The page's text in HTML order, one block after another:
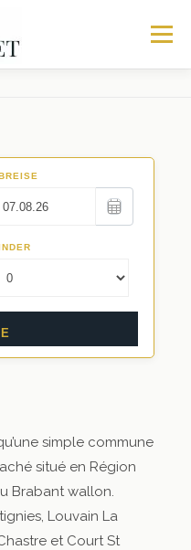
Menu
Galerie
Séminaires au Vert
Restaurants
simple commune
situé en Région
Brabant wallon.
Louvain La
et Court St